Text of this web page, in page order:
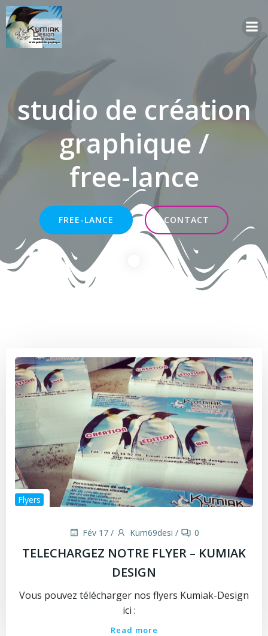
studio de création
graphique /
free-lance
FREE-LANCE CONTACT
Flyers
Fév 17 / Kum69desi / 0
TELECHARGEZ NOTRE FLYER – KUMIAK
DESIGN
Vous pouvez télécharger nos flyers Kumiak-Design
ici :
Read more